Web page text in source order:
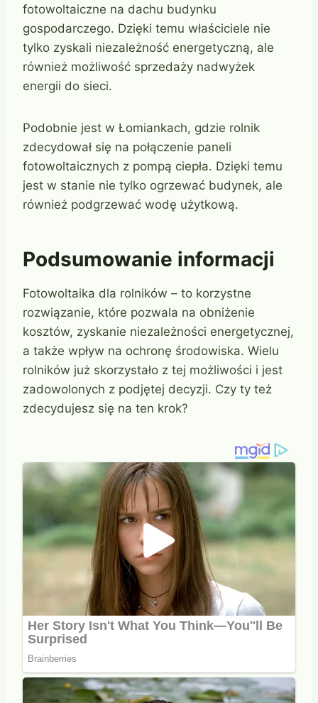
fotowoltaiczne na dachu budynku
gospodarczego. Dzięki temu właściciele nie
tylko zyskali niezależność energetyczną, ale
również możliwość sprzedaży nadwyżek
energii do sieci.
Podobnie jest w Łomiankach, gdzie rolnik
zdecydował się na połączenie paneli
fotowoltaicznych z pompą ciepła. Dzięki temu
jest w stanie nie tylko ogrzewać budynek, ale
również podgrzewać wodę użytkową.
Podsumowanie informacji
Fotowoltaika dla rolników – to korzystne
rozwiązanie, które pozwala na obniżenie
kosztów, zyskanie niezależności energetycznej,
a także wpływ na ochronę środowiska. Wielu
rolników już skorzystało z tej możliwości i jest
zadowolonych z podjętej decyzji. Czy ty też
zdecydujesz się na ten krok?